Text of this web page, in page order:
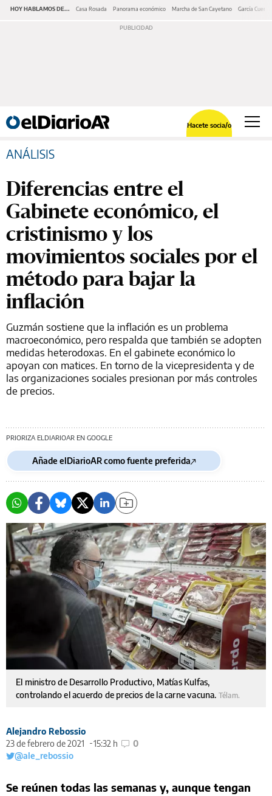
HOY HABLAMOS DE... Casa Rosada Panorama económico Marcha de San Cayetano García Cuerva
Hacete socia/o
ANÁLISIS
Diferencias entre el
Gabinete económico, el
cristinismo y los
movimientos sociales por el
método para bajar la
inflación
Guzmán sostiene que la inflación es un problema
macroeconómico, pero respalda que también se adopten
medidas heterodoxas. En el gabinete económico lo
apoyan con matices. En torno de la vicepresidenta y de
las organizaciones sociales presionan por más controles
de precios.
PRIORIZA ELDIARIOAR EN GOOGLE
Añade elDiarioAR como fuente preferida
El ministro de Desarrollo Productivo, Matías Kulfas,
controlando el acuerdo de precios de la carne vacuna. Télam.
Alejandro Rebossio
23 de febrero de 2021
15:32 h
0
@ale_rebossio
Se reúnen todas las semanas y, aunque tengan